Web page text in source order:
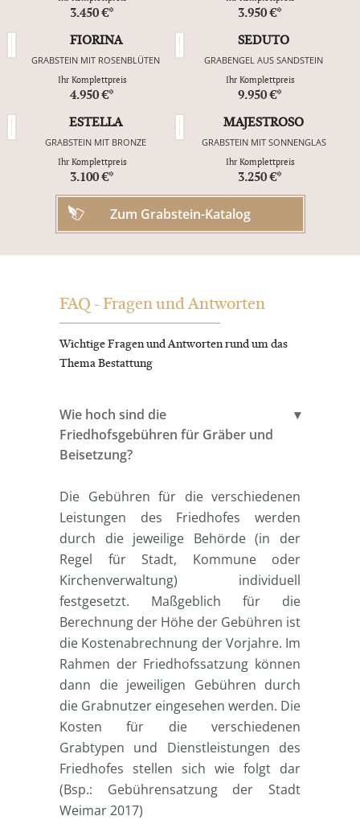
3.450 €* 3.950 €*
FIORINA
GRABSTEIN MIT ROSENBLÜTEN
Ihr Komplettpreis
4.950 €*
SEDUTO
GRABENGEL AUS SANDSTEIN
Ihr Komplettpreis
9.950 €*
ESTELLA
GRABSTEIN MIT BRONZE
Ihr Komplettpreis
3.100 €*
MAJESTROSO
GRABSTEIN MIT SONNENGLAS
Ihr Komplettpreis
3.250 €*
Zum Grabstein-Katalog
FAQ - Fragen und Antworten
Wichtige Fragen und Antworten rund um das
Thema Bestattung
Wie hoch sind die
Friedhofsgebühren für Gräber und
Beisetzung?
Die Gebühren für die verschiedenen
Leistungen des Friedhofes werden
durch die jeweilige Behörde (in der
Regel für Stadt, Kommune oder
Kirchenverwaltung) individuell
festgesetzt. Maßgeblich für die
Berechnung der Höhe der Gebühren ist
die Kostenabrechnung der Vorjahre. Im
Rahmen der Friedhofssatzung können
dann die jeweiligen Gebühren durch
die Grabnutzer eingesehen werden. Die
Kosten für die verschiedenen
Grabtypen und Dienstleistungen des
Friedhofes stellen sich wie folgt dar
(Bsp.: Gebührensatzung der Stadt
Weimar 2017)